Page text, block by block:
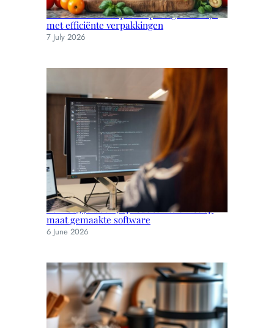
Slimme verzendtips: bespaar geld en tijd
met efficiënte verpakkingen
7 July 2026
Verhoog je bedrijfsproductiviteit met op
maat gemaakte software
6 June 2026